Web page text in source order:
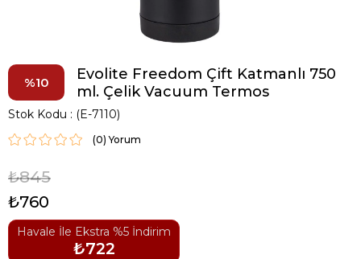
10
Evolite Freedom Çift Katmanlı 750
ml. Çelik Vacuum Termos
Stok Kodu (E-7110)
(0)
₺845
₺760
Havale İle Ekstra %5 İndirim
₺722